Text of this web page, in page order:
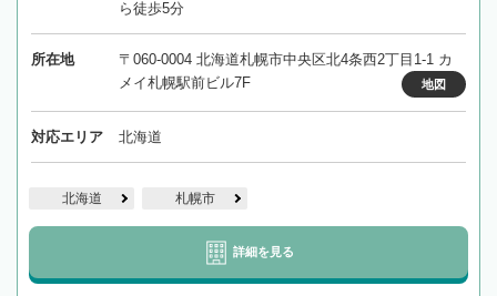
ら徒歩5分
所在地
〒060-0004 北海道札幌市中央区北4条西2丁目1-1 カ
メイ札幌駅前ビル7F
地図
対応エリア 北海道
北海道 札幌市
詳細を見る